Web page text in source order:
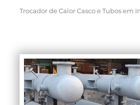
Trocador de Calor Casco e Tubos em